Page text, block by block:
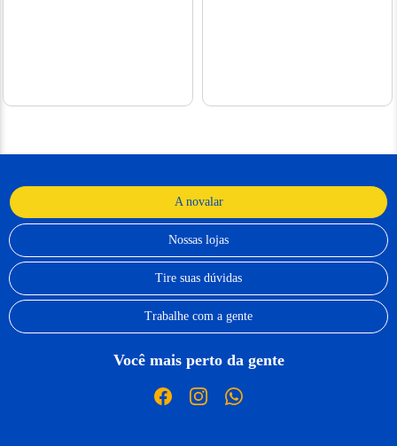
A novalar
Nossas lojas
Tire suas dúvidas
Trabalhe com a gente
Você mais perto da gente